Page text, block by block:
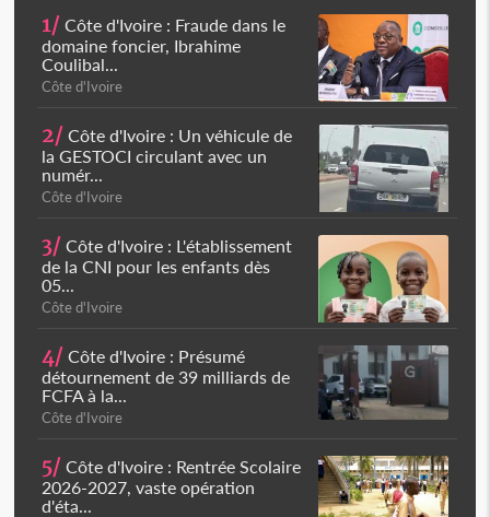
1/ Côte d'Ivoire : Fraude dans le
domaine foncier, Ibrahime
Coulibal...
Côte d'Ivoire
2/ Côte d'Ivoire : Un véhicule de
la GESTOCI circulant avec un
numér...
Côte d'Ivoire
3/ Côte d'Ivoire : L'établissement
de la CNI pour les enfants dès
05...
Côte d'Ivoire
4/ Côte d'Ivoire : Présumé
détournement de 39 milliards de
FCFA à la...
Côte d'Ivoire
5/ Côte d'Ivoire : Rentrée Scolaire
2026-2027, vaste opération
d'éta...